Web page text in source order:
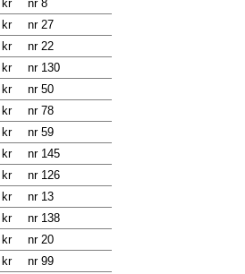
kr
nr 8
kr
nr 27
kr
nr 22
kr
nr 130
kr
nr 50
kr
nr 78
kr
nr 59
kr
nr 145
kr
nr 126
kr
nr 13
kr
nr 138
kr
nr 20
kr
nr 99